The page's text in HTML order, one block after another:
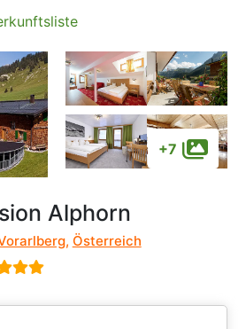
+7
Alphorn
, Österreich